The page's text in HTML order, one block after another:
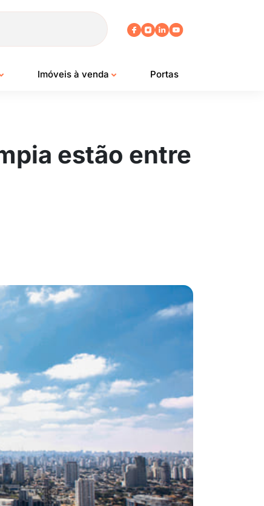
Imóveis à venda Portas
estão entre